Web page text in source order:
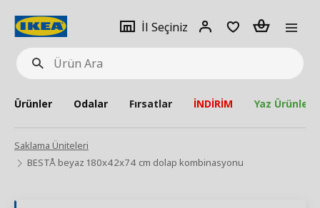
Ürün
Ara
İl Seçiniz
Giriş
Adet
Ürünler Odalar Fırsatlar İNDİRİM Yaz Ürünleri
Saklama Üniteleri
BESTÅ beyaz 180x42x74 cm dolap kombinasyonu